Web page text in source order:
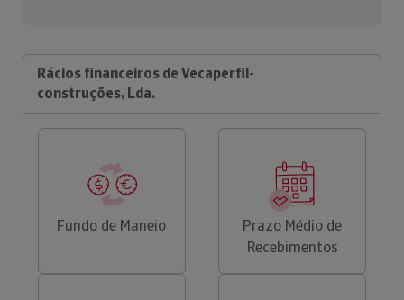
Rácios financeiros de Vecaperfil-
construções, Lda.
Fundo de Maneio
Prazo Médio de
Recebimentos